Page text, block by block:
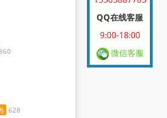
628
QQ在线客服
9:00-18:00
微信客服